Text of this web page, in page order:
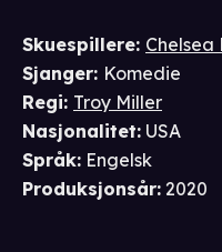
Skuespillere:
Sjanger: Komedie
Regi: Troy Miller
Nasjonalitet: USA
Språk: Engelsk
Produksjonsår: 2020